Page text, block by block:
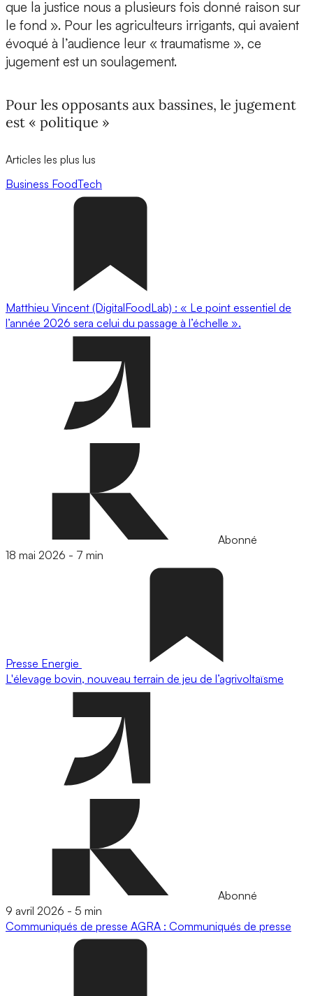
que la justice nous a plusieurs fois donné raison sur
le fond ». Pour les agriculteurs irrigants, qui avaient
évoqué à l’audience leur « traumatisme », ce
jugement est un soulagement.
Pour les opposants aux bassines, le jugement
est « politique »
Articles les plus lus
Business FoodTech
Matthieu Vincent (DigitalFoodLab) : « Le point essentiel de
l’année 2026 sera celui du passage à l’échelle ».
Abonné
18 mai 2026 - 7 min
Presse Energie
L'élevage bovin, nouveau terrain de jeu de l’agrivoltaïsme
Abonné
9 avril 2026 - 5 min
Communiqués de presse AGRA : Communiqués de presse